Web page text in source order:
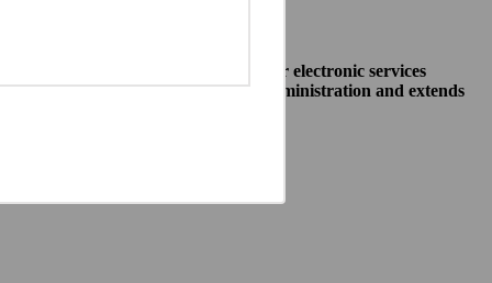
allow public institutions make their electronic services
to different systems of public administration and extends
between: